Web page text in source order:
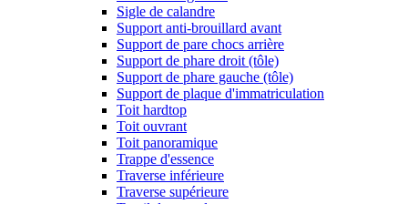
Sigle de calandre
Support anti-brouillard avant
Support de pare chocs arrière
Support de phare droit (tôle)
Support de phare gauche (tôle)
Support de plaque d'immatriculation
Toit hardtop
Toit ouvrant
Toit panoramique
Trappe d'essence
Traverse inférieure
Traverse supérieure